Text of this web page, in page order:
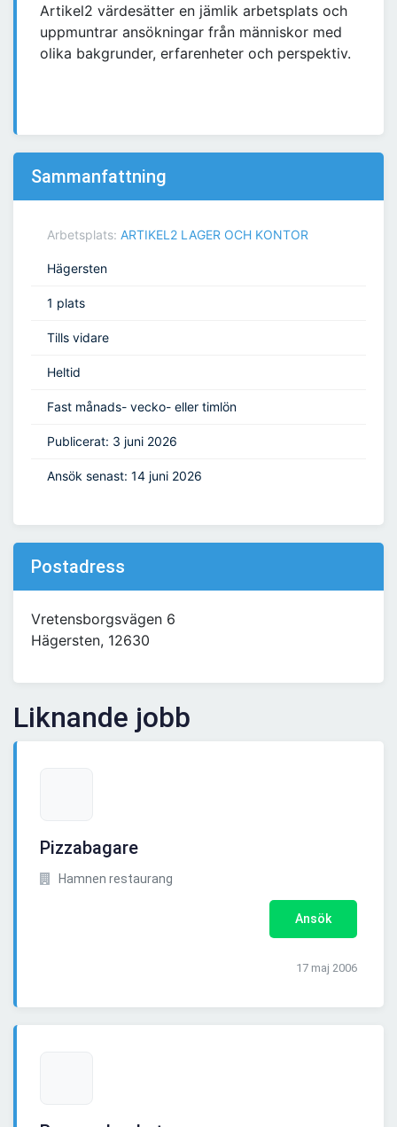
Artikel2 värdesätter en jämlik arbetsplats och
uppmuntrar ansökningar från människor med
olika bakgrunder, erfarenheter och perspektiv.
Sammanfattning
Arbetsplats: ARTIKEL2 LAGER OCH KONTOR
Hägersten
1 plats
Tills vidare
Heltid
Fast månads- vecko- eller timlön
Publicerat: 3 juni 2026
Ansök senast: 14 juni 2026
Postadress
Vretensborgsvägen 6
Hägersten, 12630
Liknande jobb
Pizzabagare
Hamnen restaurang
Ansök
17 maj 2006